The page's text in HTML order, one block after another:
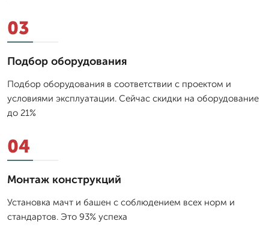
03
Подбор оборудования
Подбор оборудования в соответствии с проектом и
условиями эксплуатации. Сейчас скидки на оборудование
до 21%
04
Монтаж конструкций
Установка мачт и башен с соблюдением всех норм и
стандартов. Это 93% успеха